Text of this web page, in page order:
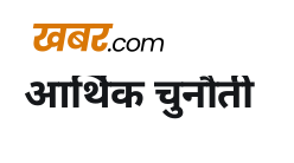
आर्थिक चुनौती